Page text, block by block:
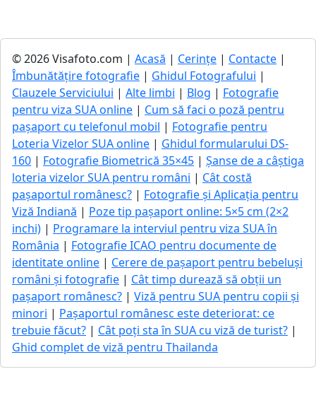
© 2026 Visafoto.com | Acasă | Cerințe | Contacte |
Îmbunătățire fotografie | Ghidul Fotografului |
Clauzele Serviciului | Alte limbi | Blog | Fotografie
pentru viza SUA online | Cum să faci o poză pentru
pașaport cu telefonul mobil | Fotografie pentru
Loteria Vizelor SUA online | Ghidul formularului DS-
160 | Fotografie Biometrică 35×45 | Șanse de a câștiga
loteria vizelor SUA pentru români | Cât costă
pașaportul românesc? | Fotografie și Aplicația pentru
Viză Indiană | Poze tip pașaport online: 5×5 cm (2×2
inchi) | Programare la interviul pentru viza SUA în
România | Fotografie ICAO pentru documente de
identitate online | Cerere de pașaport pentru bebeluși
români și fotografie | Cât timp durează să obții un
pașaport românesc? | Viză pentru SUA pentru copii și
minori | Pașaportul românesc este deteriorat: ce
trebuie făcut? | Cât poți sta în SUA cu viză de turist? |
Ghid complet de viză pentru Thailanda